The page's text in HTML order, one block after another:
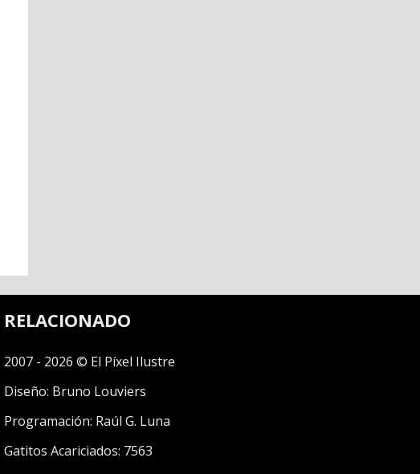
RELACIONADO
2007 - 2026 © El Píxel Ilustre
Diseño: Bruno Louviers
Programación: Raúl G. Luna
Gatitos Acariciados: 7563